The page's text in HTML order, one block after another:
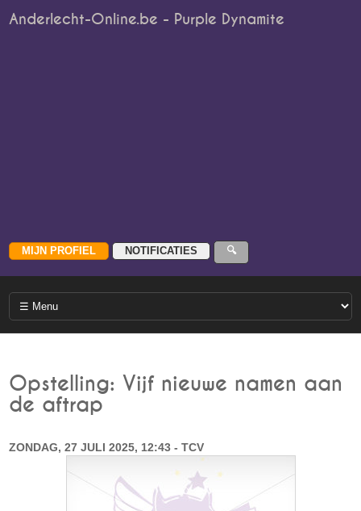
Anderlecht-Online.be - Purple Dynamite
Opstelling: Vijf nieuwe namen aan
de aftrap
ZONDAG, 27 JULI 2025, 12:43 - TCV